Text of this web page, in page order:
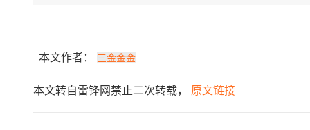
本文作者： 三金金金
本文转自雷锋网禁止二次转载， 原文链接